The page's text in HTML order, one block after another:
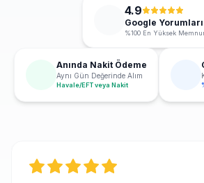
4.9
Google Yorumları
%100 En Yüksek
Anında Nakit Ödeme
Aynı Gün Değerinde Alım
Havale/EFT veya Nakit